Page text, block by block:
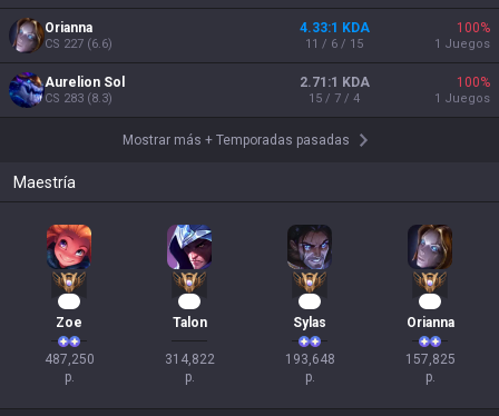
Orianna
CS 227 (6.6)
4.33:1 KDA
11 / 6 / 15
100%
1 Juegos
Aurelion Sol
CS 283 (8.3)
2.71:1 KDA
15 / 7 / 4
100%
1 Juegos
Mostrar más + Temporadas pasadas
Maestría
Zoe
487,250
p.
Talon
314,822
p.
Sylas
193,648
p.
Orianna
157,825
p.